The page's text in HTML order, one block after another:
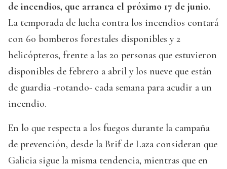
de incendios, que arranca el próximo 17 de junio.
La temporada de lucha contra los incendios contará
con 60 bomberos forestales disponibles y 2
helicópteros, frente a las 20 personas que estuvieron
disponibles de febrero a abril y los nueve que están
de guardia -rotando- cada semana para acudir a un
incendio.
En lo que respecta a los fuegos durante la campaña
de prevención, desde la Brif de Laza consideran que
Galicia sigue la misma tendencia, mientras que en